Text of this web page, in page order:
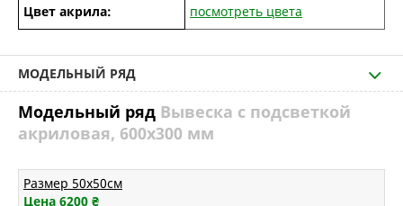
Цвет акрила:
посмотреть цвета
МОДЕЛЬНЫЙ РЯД
Модельный ряд Вывеска с подсветкой
акриловая, 600х300 мм
Размер 50х50см
Цена 6200 ₴